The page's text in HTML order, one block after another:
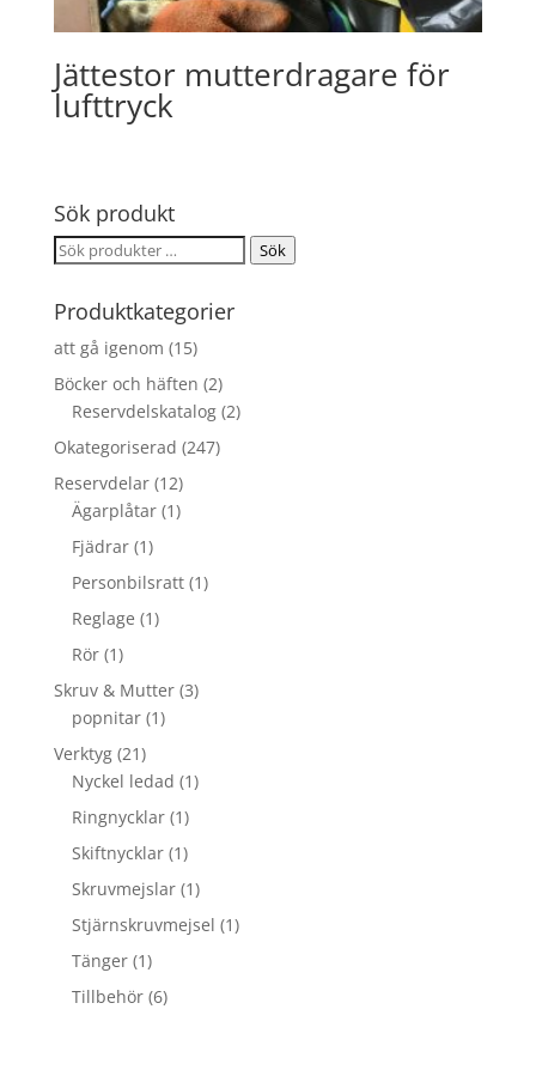
Jättestor mutterdragare för
lufttryck
Sök produkt
Sök
Sök
Produktkategorier
att gå igenom (15)
Böcker och häften (2)
Reservdelskatalog (2)
Okategoriserad (247)
Reservdelar (12)
Ägarplåtar (1)
Fjädrar (1)
Personbilsratt (1)
Reglage (1)
Rör (1)
Skruv & Mutter (3)
popnitar (1)
Verktyg (21)
Nyckel ledad (1)
Ringnycklar (1)
Skiftnycklar (1)
Skruvmejslar (1)
Stjärnskruvmejsel (1)
Tänger (1)
Tillbehör (6)